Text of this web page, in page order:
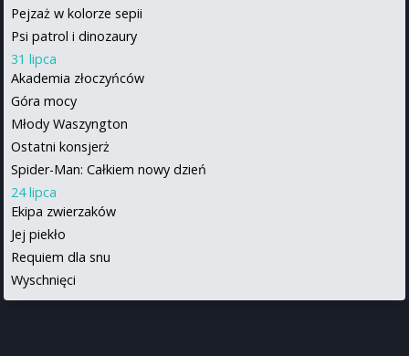
Pejzaż w kolorze sepii
Psi patrol i dinozaury
31 lipca
Akademia złoczyńców
Góra mocy
Młody Waszyngton
Ostatni konsjerż
Spider-Man: Całkiem nowy dzień
24 lipca
Ekipa zwierzaków
Jej piekło
Requiem dla snu
Wyschnięci